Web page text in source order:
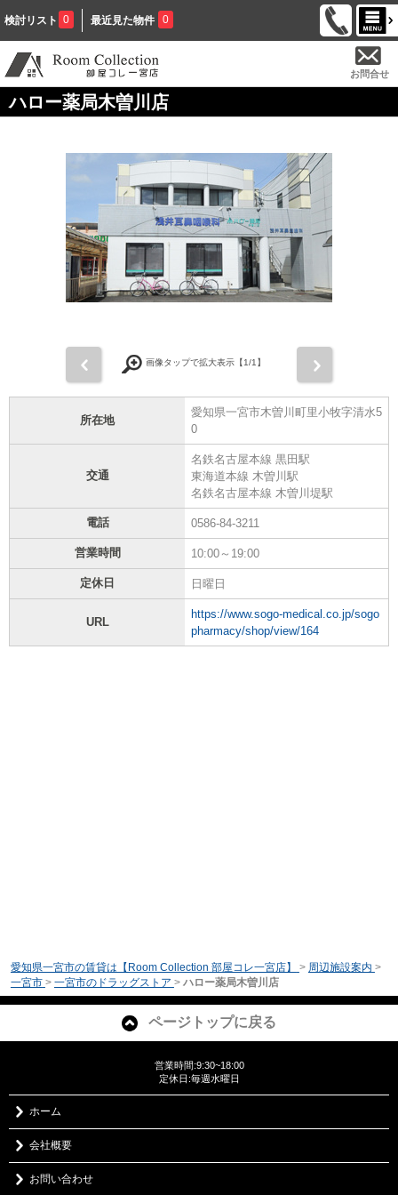
検討リスト 0 最近見た物件 0
お問合せ
ハロー薬局木曽川店
画像タップで拡大表示【1/1】
所在地
愛知県一宮市木曽川町里小牧字清水5
0
交通
名鉄名古屋本線 黒田駅
東海道本線 木曽川駅
名鉄名古屋本線 木曽川堤駅
電話 0586-84-3211
営業時間 10:00～19:00
定休日 日曜日
URL
https://www.sogo-medical.co.jp/sogo
pharmacy/shop/view/164
愛知県一宮市の賃貸は【Room Collection 部屋コレ一宮店】 > 周辺施設案内 >
一宮市 > 一宮市のドラッグストア > ハロー薬局木曽川店
ページトップに戻る
営業時間:9:30~18:00
定休日:毎週水曜日
ホーム
会社概要
お問い合わせ